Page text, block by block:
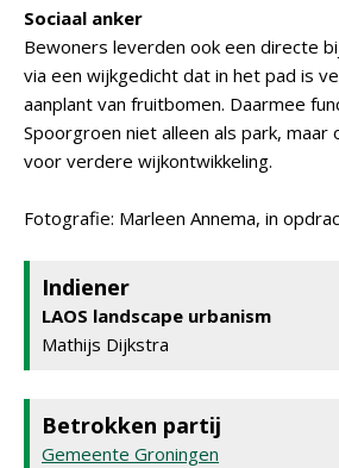
Sociaal anker
Bewoners leverden ook een directe
via een wijkgedicht dat in het pad is
aanplant van fruitbomen. Daarmee
Spoorgroen niet alleen als park, maar
voor verdere wijkontwikkeling.
Fotografie: Marleen Annema, in
Indiener
LAOS landscape urbanism
Mathijs Dijkstra
Betrokken partij
Gemeente Groningen